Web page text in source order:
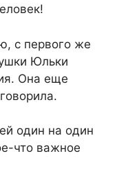
с первого же
Юльки
Она еще
один на один
что важное